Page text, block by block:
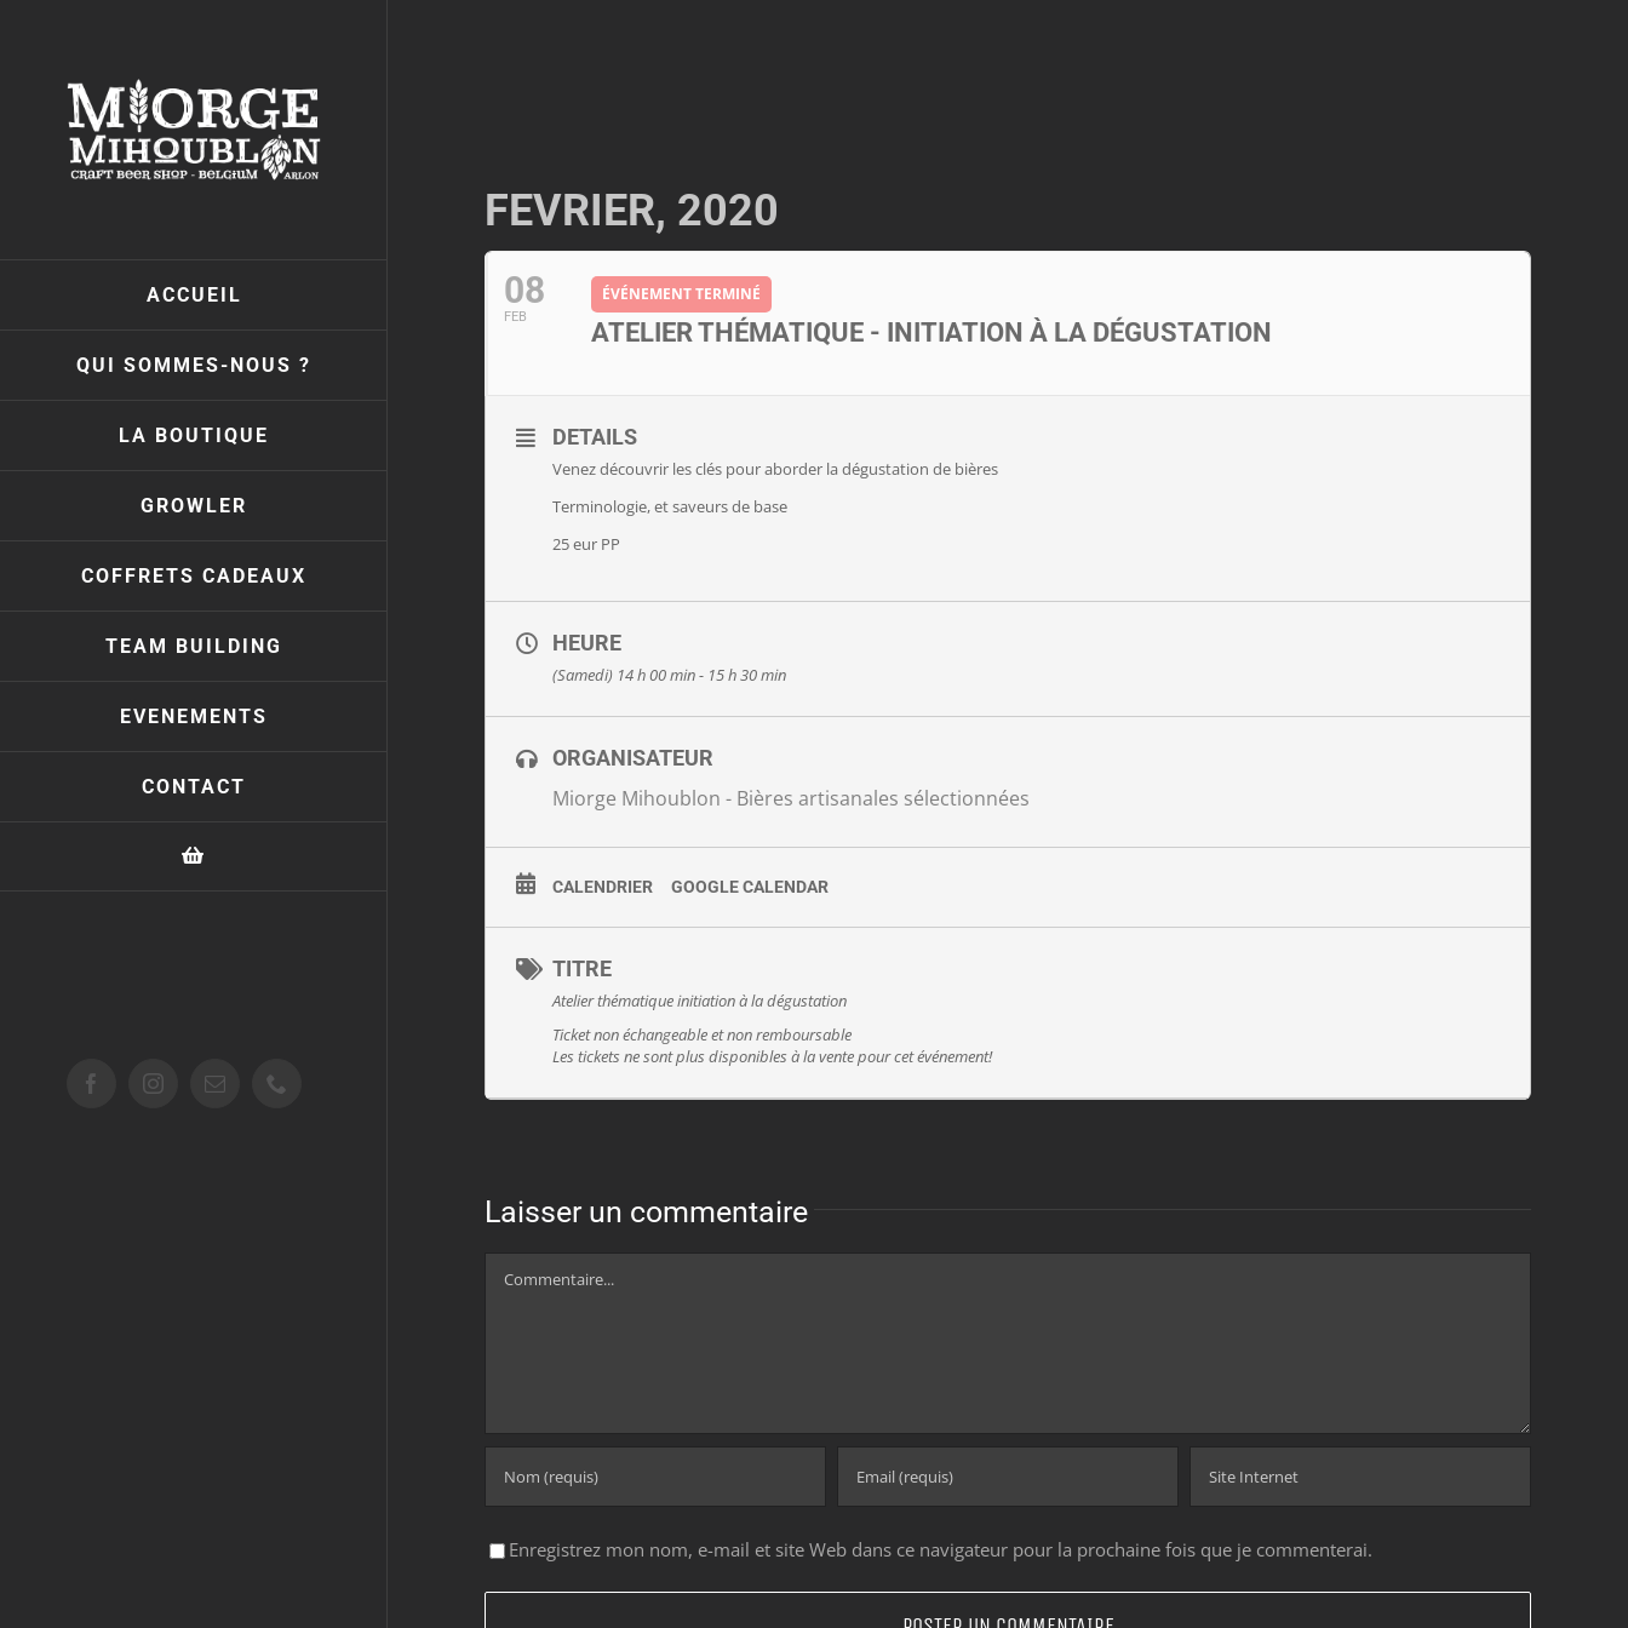
ACCUEIL
QUI SOMMES-NOUS ?
LA BOUTIQUE
GROWLER
COFFRETS CADEAUX
TEAM BUILDING
EVENEMENTS
CONTACT
FacebookInstagramEmail
FEVRIER, 2020
08
FEB
ÉVÉNEMENT TERMINÉ
ATELIER THÉMATIQUE - INITIATION À LA DÉGUSTATION
DETAILS
Venez découvrir les clés pour aborder la dégustation de bières
Terminologie, et saveurs de base
25 eur PP
HEURE
(Samedi) 14 h 00 min - 15 h 30 min
ORGANISATEUR
Miorge Mihoublon - Bières artisanales sélectionnées
CALENDRIER GOOGLE CALENDAR
TITRE
Atelier thématique initiation à la dégustation
Ticket non échangeable et non remboursable
Les tickets ne sont plus disponibles à la vente pour cet événement!
Laisser un commentaire
Commentaire
Enregistrez mon nom, e-mail et site Web dans ce navigateur pour la prochaine fois que je commenterai.